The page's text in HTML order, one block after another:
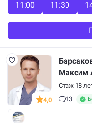
11:00
11:30
4,0
Максим
Стаж 18
13